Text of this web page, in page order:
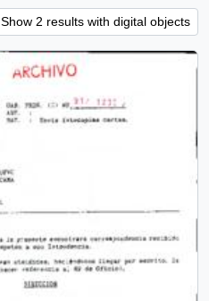
Show 2 results with digital objects